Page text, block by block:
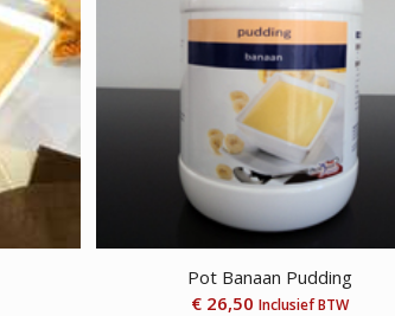
Pot Banaan Pudding
€26,50 Inclusief BTW